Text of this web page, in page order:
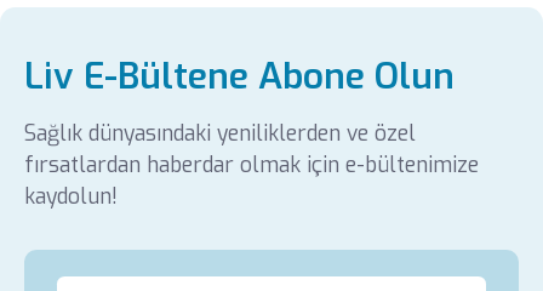
Liv E-Bültene Abone Olun
Sağlık dünyasındaki yeniliklerden ve özel
fırsatlardan haberdar olmak için e-bültenimize
kaydolun!